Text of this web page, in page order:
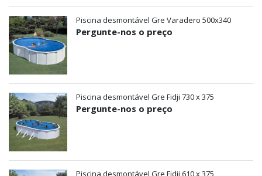
Piscina desmontável Gre Varadero 500x340
Pergunte-nos o preço
Piscina desmontável Gre Fidji 730 x 375
Pergunte-nos o preço
Piscina desmontável Gre Fidji 610 x 375